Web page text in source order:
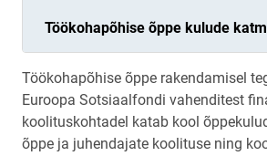
Töökohapõhise õppe kulude
Töökohapõhise õppe rakendamisel
Euroopa Sotsiaalfondi vahenditest
koolituskohtadel katab kool
õppe ja juhendajate koolituse ning